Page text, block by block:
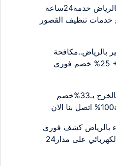
شركة تنظيف قصور بالرياض خدمة24ساعة
جميع خدمات تنظيف القصور
بالرياض..مكافحة
صراصير آمنة 100% + 25% خصم فوري
شركة تنظيف منازل بالخرج بـ33%خصم
بالرياض كشف فوري
دقيق 100% للتماس الكهربائي على مدار24